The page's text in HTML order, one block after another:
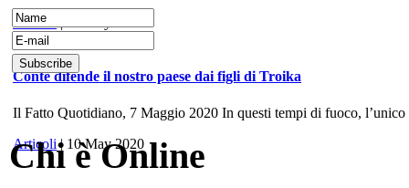
Articoli
Conte difende il nostro paese dai figli di Troika
Il Fatto Quotidiano, 7 Maggio 2020 In questi tempi di fuoco,
Articoli| 10 May 2020
Chi è Online